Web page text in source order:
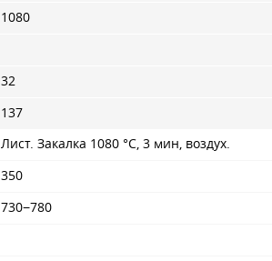
1080
32
137
Лист. Закалка 1080 °C, 3 мин, воздух.
350
730−780